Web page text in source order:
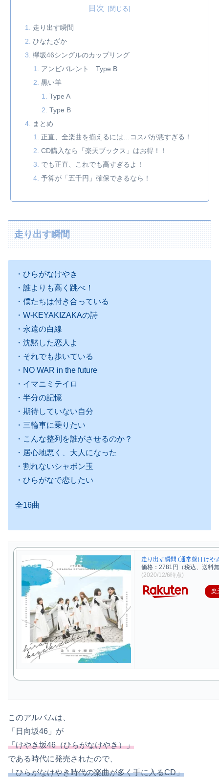
目次
走り出す瞬間
ひなたざか
欅坂46シングルのカップリング
アンビバレント Type B
黒い羊
Type A
Type B
まとめ
正直、全楽曲を揃えるには…コスパが悪すぎる！
CD購入なら「楽天ブックス」はお得！！
でも正直、これでも高すぎるよ！
予算が「五千円」確保できるなら！
走り出す瞬間
・ひらがなけやき
・誰よりも高く跳べ！
・僕たちは付き合っている
・W-KEYAKIZAKAの詩
・永遠の白線
・沈黙した恋人よ
・それでも歩いている
・NO WAR in the future
・イマニミテイロ
・半分の記憶
・期待していない自分
・三輪車に乗りたい
・こんな整列を誰がさせるのか？
・居心地悪く、大人になった
・割れないシャボン玉
・ひらがなで恋したい
全16曲
走り出す瞬間 (通常盤) [ けや
価格：2781円（税込、送料
(2020/12/6時点)
楽
このアルバムは、
「日向坂46」が
「けやき坂46（ひらがなけやき）」
である時代に発売されたので、
「ひらがなけやき時代の楽曲が多く手に入るCD」